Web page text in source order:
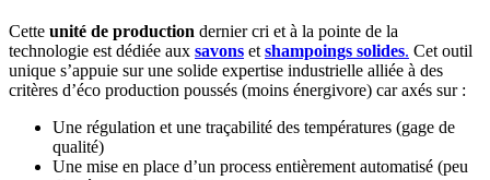
Cette unité de production dernier cri et à la pointe de la
technologie est dédiée aux savons et shampoings solides. Cet outil
unique s’appuie sur une solide expertise industrielle alliée à des
critères d’éco production poussés (moins énergivore) car axés sur :
Une régulation et une traçabilité des températures (gage de
qualité)
Une mise en place d’un process entièrement automatisé (peu